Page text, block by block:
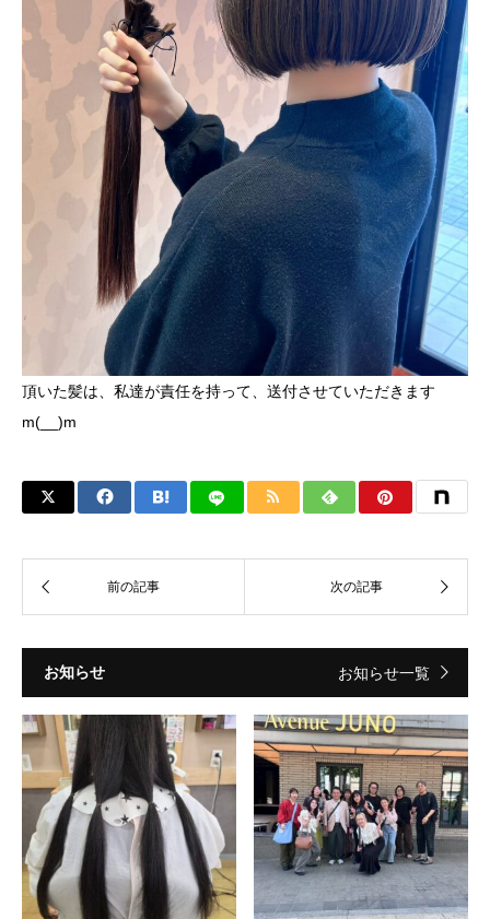
頂いた髪は、私達が責任を持って、送付させていただきます
m(__)m
お知らせ お知らせ一覧